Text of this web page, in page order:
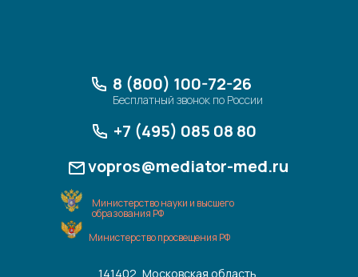
8 (800) 100-72-26
Бесплатный звонок по России
vopros@mediator-med.ru
141402, Московская область,
+7 (495) 085 08 80
Министерство науки и высшего
образования РФ
Министерство просвещения РФ